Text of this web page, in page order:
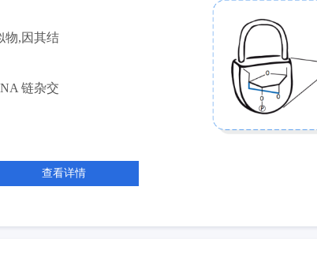
物,因其结
链杂交
查看详情